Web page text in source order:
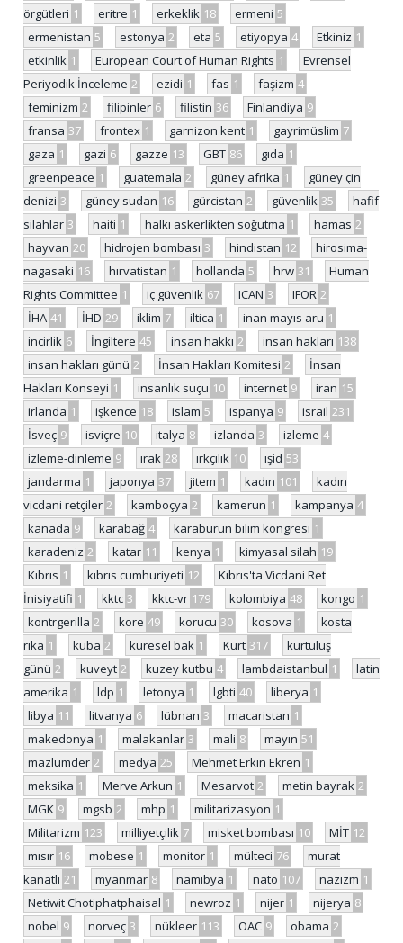
örgütleri 1 eritre 1 erkeklik 18 ermeni 5
ermenistan 5 estonya 2 eta 5 etiyopya 4 Etkiniz 1
etkinlik 1 European Court of Human Rights 1
Evrensel
Periyodik İnceleme 2 ezidi 1 fas 1 faşizm 4
feminizm 2 filipinler 6 filistin 36 Finlandiya 9
fransa 37 frontex 1 garnizon kent 1 gayrimüslim 7
gaza 1 gazi 6 gazze 13 GBT 86 gıda 1
greenpeace 1 guatemala 2 güney afrika 1
güney çin
denizi 3 güney sudan 16 gürcistan 2 güvenlik 35
hafif
silahlar 3 haiti 1 halkı askerlikten soğutma 1 hamas 2
hayvan 20 hidrojen bombası 3 hindistan 12
hirosima-
nagasaki 16 hırvatistan 1 hollanda 5 hrw 31
Human
Rights Committee 1 iç güvenlik 67 ICAN 3 IFOR 2
İHA 41 İHD 29 iklim 7 iltica 1 inan mayıs aru 1
incirlik 6 İngiltere 45 insan hakkı 2 insan hakları 138
insan hakları günü 2 İnsan Hakları Komitesi 2
İnsan
Hakları Konseyi 1 insanlık suçu 10 internet 9 iran 15
irlanda 1 işkence 18 islam 5 ispanya 9 israil 231
İsveç 9 isviçre 10 italya 8 izlanda 3 izleme 4
izleme-dinleme 9 ırak 28 ırkçılık 10 ışid 53
jandarma 1 japonya 37 jitem 1 kadın 101
kadın
vicdani retçiler 2 kamboçya 2 kamerun 1 kampanya 4
kanada 9 karabağ 4 karaburun bilim kongresi 1
karadeniz 2 katar 11 kenya 1 kimyasal silah 19
Kıbrıs 1 kıbrıs cumhuriyeti 12
Kıbrıs'ta Vicdani Ret
İnisiyatifi 1 kktc 3 kktc-vr 179 kolombiya 48 kongo 1
kontrgerilla 2 kore 49 korucu 30 kosova 1
kosta
rika 1 küba 2 küresel bak 1 Kürt 317
kurtuluş
günü 2 kuveyt 2 kuzey kutbu 4 lambdaistanbul 1
latin
amerika 1 ldp 1 letonya 1 lgbti 40 liberya 1
libya 11 litvanya 6 lübnan 3 macaristan 1
makedonya 1 malakanlar 3 mali 8 mayın 51
mazlumder 2 medya 25 Mehmet Erkin Ekren 1
meksika 1 Merve Arkun 1 Mesarvot 2 metin bayrak 2
MGK 9 mgsb 2 mhp 1 militarizasyon 1
Militarizm 123 milliyetçilik 7 misket bombası 10 MİT 12
mısır 16 mobese 1 monitor 1 mülteci 76
murat
kanatlı 21 myanmar 8 namibya 1 nato 107 nazizm 1
Netiwit Chotiphatphaisal 1 newroz 1 nijer 1 nijerya 8
nobel 9 norveç 3 nükleer 113 OAC 9 obama 2